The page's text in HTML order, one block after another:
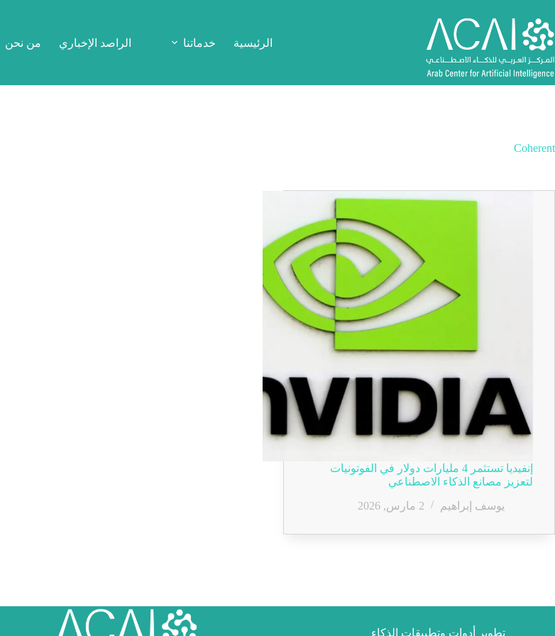
إلى
المحتوى
الرئيسية خدماتنا الراصد الإخباري من نحن
Coherent
إنفيديا تستثمر 4 مليارات دولار في الفوتونيات
لتعزيز مصانع الذكاء الاصطناعي
يوسف إبراهيم
2 مارس, 2026
تطوير أدوات وتطبيقات الذكاء